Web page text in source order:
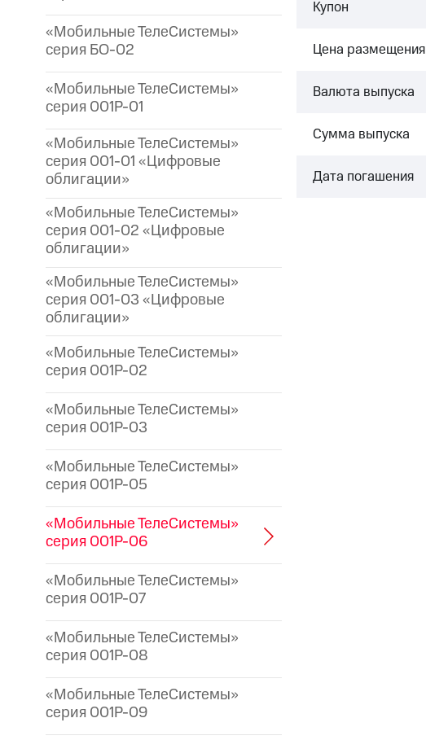
«Мобильные ТелеСистемы»
серия БО-02
«Мобильные ТелеСистемы»
серия 001P-01
«Мобильные ТелеСистемы»
серия 001-01 «Цифровые
облигации»
«Мобильные ТелеСистемы»
серия 001-02 «Цифровые
облигации»
«Мобильные ТелеСистемы»
серия 001-03 «Цифровые
облигации»
«Мобильные ТелеСистемы»
серия 001P-02
«Мобильные ТелеСистемы»
серия 001P-03
«Мобильные ТелеСистемы»
серия 001P-05
«Мобильные ТелеСистемы»
серия 001P-06
«Мобильные ТелеСистемы»
серия 001P-07
«Мобильные ТелеСистемы»
серия 001P-08
«Мобильные ТелеСистемы»
серия 001P-09
Купон
Цена размещения
Валюта выпуска
Сумма выпуска
Дата погашения